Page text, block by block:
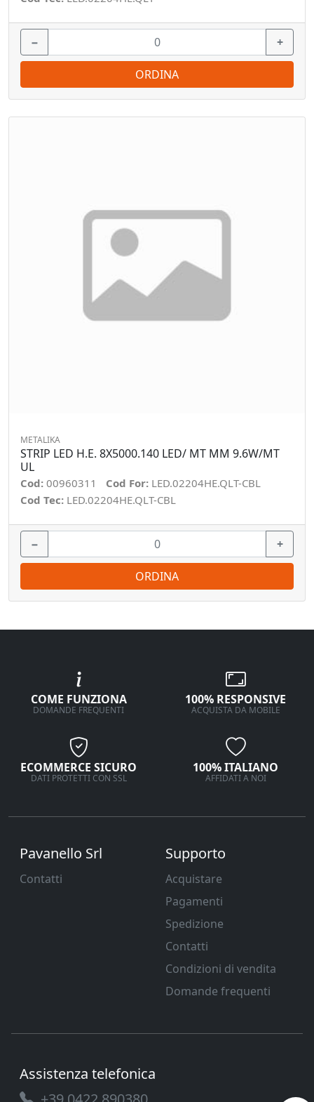
− +
ORDINA
METALIKA
STRIP LED H.E. 8X5000.140 LED/ MT MM 9.6W/MT
UL
Cod: 00960311 Cod For: LED.02204HE.QLT-CBL
Cod Tec: LED.02204HE.QLT-CBL
− +
ORDINA
COME FUNZIONA
DOMANDE FREQUENTI
100% RESPONSIVE
ACQUISTA DA MOBILE
ECOMMERCE SICURO
DATI PROTETTI CON SSL
100% ITALIANO
AFFIDATI A NOI
Pavanello Srl
Contatti
Supporto
Acquistare
Pagamenti
Spedizione
Contatti
Condizioni di vendita
Domande frequenti
Assistenza telefonica